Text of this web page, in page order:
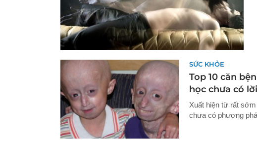
SỨC KHỎE
Top 10 căn
học chưa có
Xuất hiện từ rất
chưa có phương